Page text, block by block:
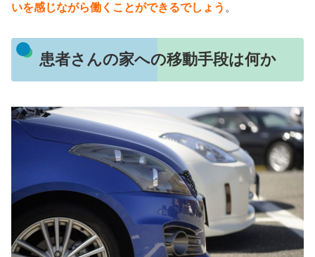
いを感じながら働くことができるでしょう 。
患者さんの家への移動手段は何か